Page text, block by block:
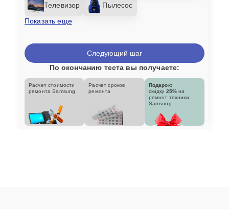
Телевизор
Пылесос
Показать еще
Следующий шаг
По окончанию теста вы получаете:
Расчет стоимости
ремонта Samsung
Расчет сроков
ремонта
Подарок:
скидку 25% на
ремонт техники
Samsung